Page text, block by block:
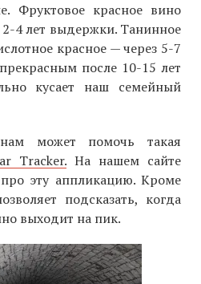
Фруктовое красное вино
4 лет выдержки. Танинное
красное — через 5-7
после 10-15 лет
кусает наш семейный
может помочь такая
Tracker. На нашем сайте
про эту аппликацию. Кроме
подсказать, когда
выходит на пик.